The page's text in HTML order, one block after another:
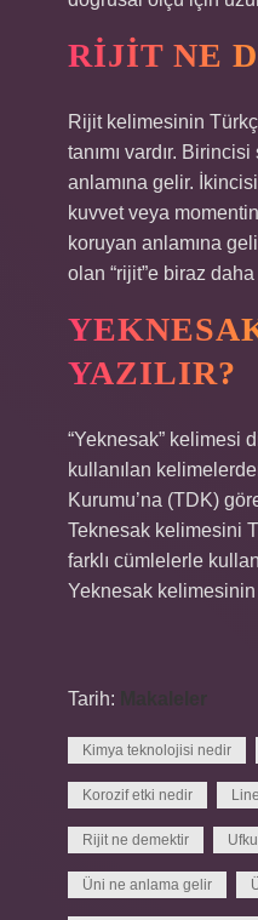
RIJIT NE
Rijit kelimesinin
tanımı vardır.
anlamına gelir.
kuvvet veya
koruyan anlamına
olan “rijit”e biraz daha
YAZILIR?
“Yeknesak” kelimesi
kullanılan
Kurumu’na (TDK)
Teknesak kelimesini
farklı cümlelerle
Yeknesak kelimesinin
Tarih:
Kimya teknolojisi nedir
Korozif etki nedir
Rijit ne demektir
Üni ne anlama gelir